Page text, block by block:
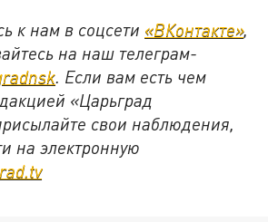
к нам в соцсети «ВКонтакте»,
на наш телеграм-
. Если вам есть чем
«Царьград
свои наблюдения,
на электронную